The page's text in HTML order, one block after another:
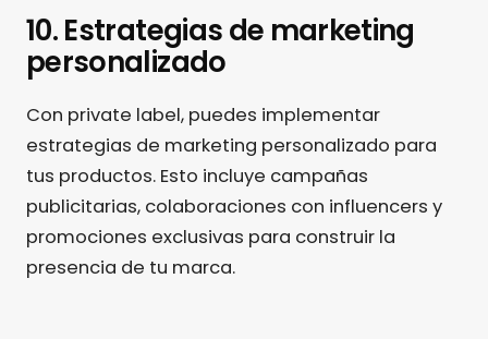
10. Estrategias de marketing
personalizado
Con private label, puedes implementar
estrategias de marketing personalizado para
tus productos. Esto incluye campañas
publicitarias, colaboraciones con influencers y
promociones exclusivas para construir la
presencia de tu marca.